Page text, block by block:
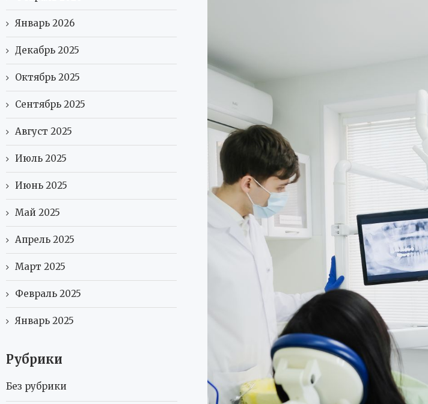
Январь 2026
Декабрь 2025
Октябрь 2025
Сентябрь 2025
Август 2025
Июль 2025
Июнь 2025
Май 2025
Апрель 2025
Март 2025
Февраль 2025
Январь 2025
Рубрики
Без рубрики